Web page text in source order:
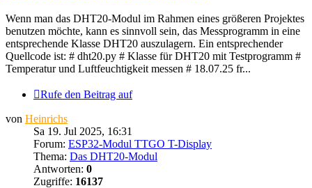
Wenn man das DHT20-Modul im Rahmen eines größeren Projektes
benutzen möchte, kann es sinnvoll sein, das Messprogramm in eine
entsprechende Klasse DHT20 auszulagern. Ein entsprechender
Quellcode ist: # dht20.py # Klasse für DHT20 mit Testprogramm #
Temperatur und Luftfeuchtigkeit messen # 18.07.25 fr...
Rufe den Beitrag auf
von Heinrichs
Sa 19. Jul 2025, 16:31
Forum: ESP32-Modul TTGO T-Display
Thema: Das DHT20-Modul
Antworten: 0
Zugriffe: 16137